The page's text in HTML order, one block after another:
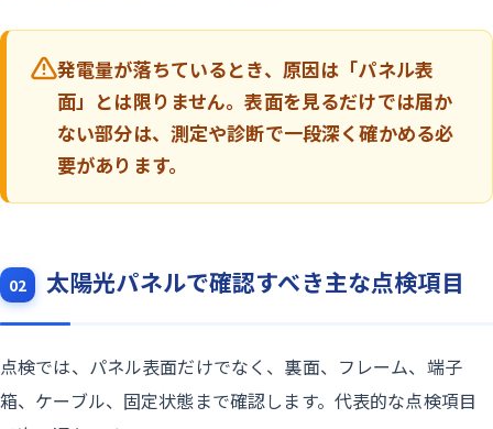
発電量が落ちているとき、原因は「パネル表
面」とは限りません。表面を見るだけでは届か
ない部分は、測定や診断で一段深く確かめる必
要があります。
02 太陽光パネルで確認すべき主な点検項目
点検では、パネル表面だけでなく、裏面、フレーム、端子
箱、ケーブル、固定状態まで確認します。代表的な点検項目